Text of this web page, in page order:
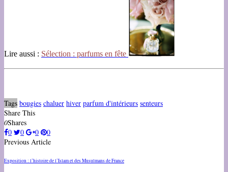
Lire aussi : Sélection : parfums en fête
Tags bougies chaluer hiver parfum d'intérieurs senteurs
Share This
0Shares
0
0 0
0
Previous Article
Exposition : l’histoire de l’Islam et des Musulmans de France